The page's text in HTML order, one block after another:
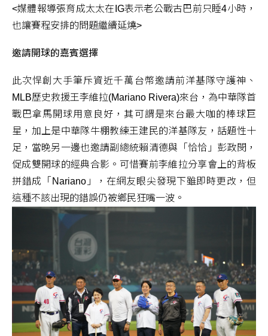
<媒體報導張育成太太在IG表示老公戰古巴前只睡4小時，
也讓賽程安排的問題繼續延燒>
邀請開球的嘉賓選擇
此次悍創大手筆斥資近千萬台幣邀請前洋基隊守護神、
MLB歷史救援王李維拉(Mariano Rivera)來台，為中華隊首
戰巴拿馬開球用意良好，其可謂是來台最大咖的棒球巨
星，加上是中華隊牛棚教練王建民的洋基隊友，話題性十
足，當晚另一邊也邀請副總統賴清德與「恰恰」彭政閔，
促成雙開球的經典合影。可惜賽前李維拉分享會上的背板
拼錯成「Nariano」，在網友眼尖發現下雖即時更改，但
這種不該出現的錯誤仍被鄉民狂嘴一波。